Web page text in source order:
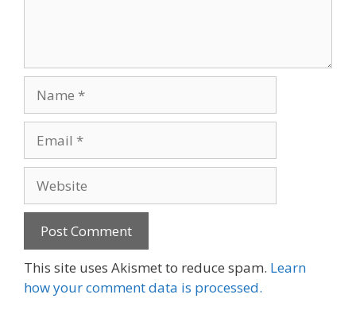
This site uses Akismet to reduce spam. Learn
how your comment data is processed.